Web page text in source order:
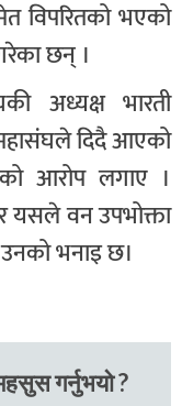
विपरितको भएको
छन् ।
अध्यक्ष भारती
दिदै आएको
आरोप लगाए ।
यसले वन उपभोक्ता
भनाइ छ।
गर्नुभयो ?